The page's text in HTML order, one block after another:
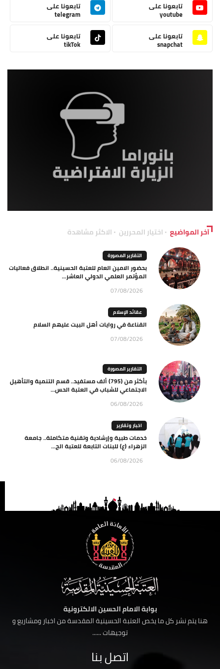
تابعونا على
youtube
تابعونا على
telegram
تابعونا على
snapchat
تابعونا على
tikTok
آخر المواضيع اختيار المحررين الاكثر مشاهدة
التقارير المصورة
بحضور الامين العام للعتبة الحسينية.. انطلاق فعاليات
المؤتمر العلمي الدولي العاشر...
07/08/2026
عقائد الإسلام
القناعة في روايات أهل البيت عليهم السلام
07/08/2026
التقارير المصورة
بأكثر من (795) ألف مستفيد.. قسم التنمية والتأهيل
الاجتماعي للشباب في العتبة الحس...
06/08/2026
اخبار وتقارير
خدمات طبية وإرشادية وتقنية متكاملة.. جامعة
الزهراء (ع) للبنات التابعة للعتبة الح...
06/08/2026
بوابة الامام الحسين الالكترونية
هنا يتم نشر كل ما يخص العتبة الحسينية المقدسة من اخبار ومشاريع و
توجيهات ......
اتصل بنا